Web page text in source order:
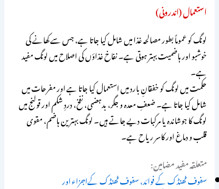
استعمال (اندرونی)
لونگ کو عموماً بطور مصالحہ غذا میں شامل کیا جاتا ہے، جس سے کھانے کی
خوشبو اور ہاضمیت بہتر ہوتی ہے۔ نفاخ غذاؤں کی اصلاح میں لونگ مفید
ہے۔
حکمت میں لونگ کو خفقانِ بارد میں استعمال کیا جاتا ہے اور مفرحات میں
شامل کیا جاتا ہے۔ ضعفِ معدہ و جگر، بدہضمی، نفخ، دردِ شکم اور قولنج میں
لونگ کا جوشاندہ یا مرکبات دیے جاتے ہیں۔ لونگ بہترین ہاضم، مقوی
قلب و دماغ اور کاسر ریاح ہے۔
متعلقہ مفید مضامین:
سفوف ٹھنڈک کے فوائد، سفوف ٹھنڈک کےاجزاء اور